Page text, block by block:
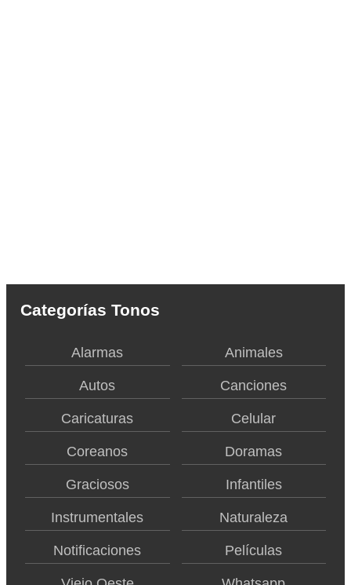
Categorías Tonos
Alarmas Animales
Autos Canciones
Caricaturas Celular
Coreanos Doramas
Graciosos Infantiles
Instrumentales Naturaleza
Notificaciones Películas